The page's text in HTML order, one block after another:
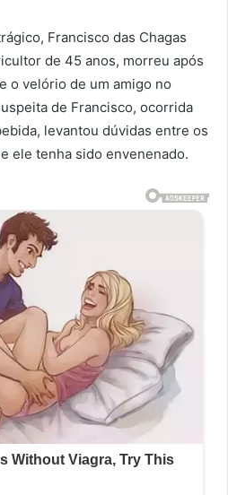
Francisco das Chagas
de 45 anos, morreu após
o velório de um amigo no
de Francisco, ocorrida
levantou dúvidas entre os
ele tenha sido envenenado.